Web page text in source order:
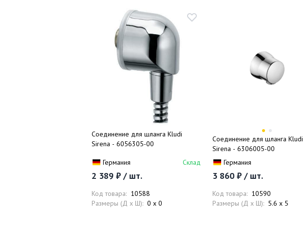
Соединение для шланга Kludi
Sirena - 6056305-00
Германия Склад
2 389 ₽ / шт.
Код товара: 10588
Размеры (Д x Ш): 0 x 0
Соединение для шланга Kludi
Sirena - 6306005-00
Германия
3 860 ₽ / шт.
Код товара: 10590
Размеры (Д x Ш): 5.6 x 5